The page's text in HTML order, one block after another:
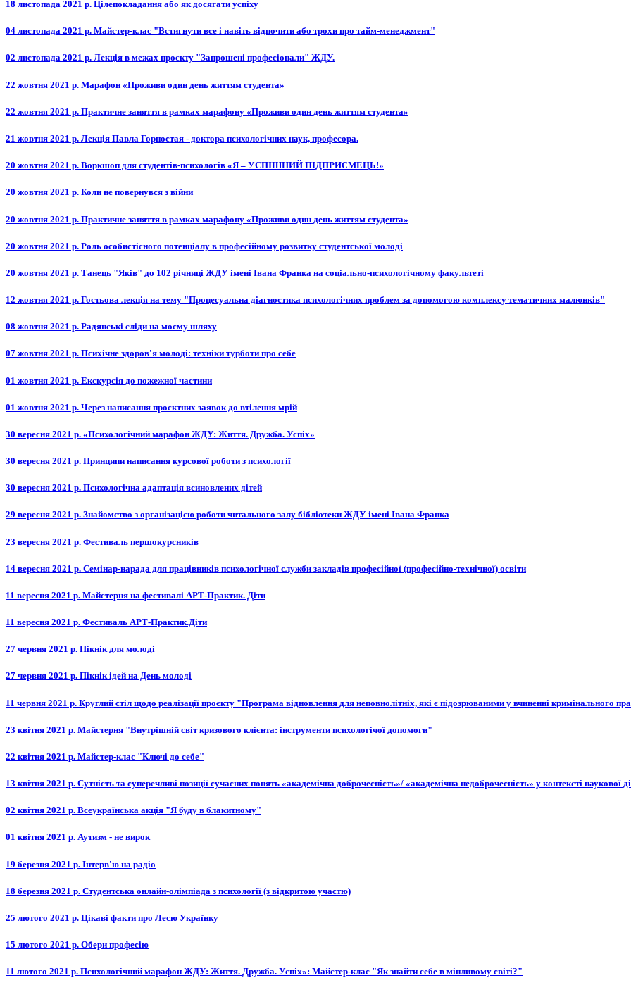
18 листопада 2021 р. Цілепокладання або як досягати успіху
04 листопада 2021 р. Майстер-клас "Встигнути все і навіть відпочити або трохи про тайм-менеджмент"
02 листопада 2021 р. Лекція в межах проєкту "Запрошені професіонали" ЖДУ.
22 жовтня 2021 р. Марафон «Проживи один день життям студента»
22 жовтня 2021 р. Практичне заняття в рамках марафону «Проживи один день життям студента»
21 жовтня 2021 р. Лекція Павла Горностая - доктора психологічних наук, професора.
20 жовтня 2021 р. Воркшоп для студентів-психологів «Я – УСПІШНИЙ ПІДПРИЄМЕЦЬ!»
20 жовтня 2021 р. Коли не повернувся з війни
20 жовтня 2021 р. Практичне заняття в рамках марафону «Проживи один день життям студента»
20 жовтня 2021 р. Роль особистісного потенціалу в професійному розвитку студентської молоді
20 жовтня 2021 р. Танець "Яків" до 102 річниці ЖДУ імені Івана Франка на соціально-психологічному факультеті
12 жовтня 2021 р. Гостьова лекція на тему "Процесуальна діагностика психологічних проблем за допомогою комплексу тематичних малюнків"
08 жовтня 2021 р. Радянські сліди на моєму шляху
07 жовтня 2021 р. Психічне здоров'я молоді: техніки турботи про себе
01 жовтня 2021 р. Екскурсія до пожежної частини
01 жовтня 2021 р. Через написання проєктних заявок до втілення мрій
30 вересня 2021 р. «Психологічний марафон ЖДУ: Життя. Дружба. Успіх»
30 вересня 2021 р. Принципи написання курсової роботи з психології
30 вересня 2021 р. Психологічна адаптація всиновлених дітей
29 вересня 2021 р. Знайомство з організацією роботи читального залу бібліотеки ЖДУ імені Івана Франка
23 вересня 2021 р. Фестиваль першокурсників
14 вересня 2021 р. Семінар-нарада для працівників психологічної служби закладів професійної (професійно-технічної) освіти
11 вересня 2021 р. Майстерня на фестивалі АРТ-Практик. Діти
11 вересня 2021 р. Фестиваль АРТ-Практик.Діти
27 червня 2021 р. Пікнік для молоді
27 червня 2021 р. Пікнік ідей на День молоді
11 червня 2021 р. Круглий стіл щодо реалізації проєкту "Програма відновлення для неповнолітніх, які є підозрюваними у вчиненні кримінального
23 квітня 2021 р. Майстерня "Внутрішній світ кризового клієнта: інструменти психологічої допомоги"
22 квітня 2021 р. Майстер-клас "Ключі до себе"
13 квітня 2021 р. Сутність та суперечливі позиції сучасних понять «академічна доброчесність»/ «академічна недоброчесність» у контексті наукової
02 квітня 2021 р. Всеукраїнська акція "Я буду в блакитному"
01 квітня 2021 р. Аутизм - не вирок
19 березня 2021 р. Інтерв'ю на радіо
18 березня 2021 р. Студентська онлайн-олімпіада з психології (з відкритою участю)
25 лютого 2021 р. Цікаві факти про Лесю Українку
15 лютого 2021 р. Обери професію
11 лютого 2021 р. Психологічний марафон ЖДУ: Життя. Дружба. Успіх»: Майстер-клас "Як знайти себе в мінливому світі?"